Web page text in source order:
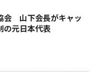
会 山下会長がキャッ
元日本代表